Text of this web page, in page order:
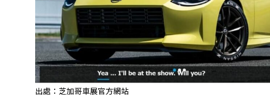
出處：芝加哥車展官方網站